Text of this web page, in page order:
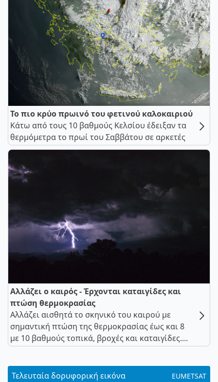
Το πιο κρύο πρωινό του φετινού καλοκαιριού
Κάτω από τους 10 βαθμούς Κελσίου έδειξαν τα
θερμόμετρα το πρωί του Σαββάτου σε αρκετές
Αλλάζει ο καιρός - Έρχονται καταιγίδες και
πτώση θερμοκρασίας
Αλλάζει αισθητά το σκηνικό του καιρού με
σημαντική πτώση της θερμοκρασίας έως και 8
με 10 βαθμούς τοπικά, βροχές και καταιγίδες....
Τελευταία δορυφορική εικόνα EUMETSAT